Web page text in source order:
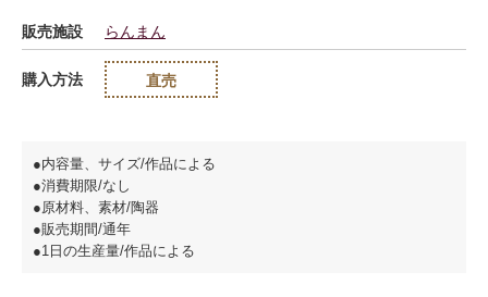
販売施設 らんまん
購入方法 直売
●内容量、サイズ/作品による
●消費期限/なし
●原材料、素材/陶器
●販売期間/通年
●1日の生産量/作品による